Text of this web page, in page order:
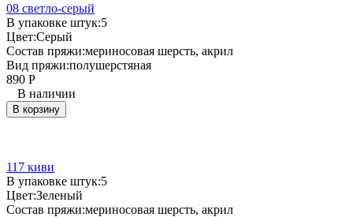
08 светло-серый
В упаковке штук:5
Цвет:Серый
Состав пряжи:мериносовая шерсть, акрил
Вид пряжи:полушерстяная
890 Р
В наличии
В корзину
117 киви
В упаковке штук:5
Цвет:Зеленый
Состав пряжи:мериносовая шерсть, акрил